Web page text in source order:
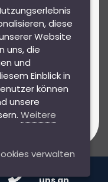
über Events und
mit tollen
von
diese
Website
uns, die
und
Einblick in
können
unsere
Weitere
verwalten